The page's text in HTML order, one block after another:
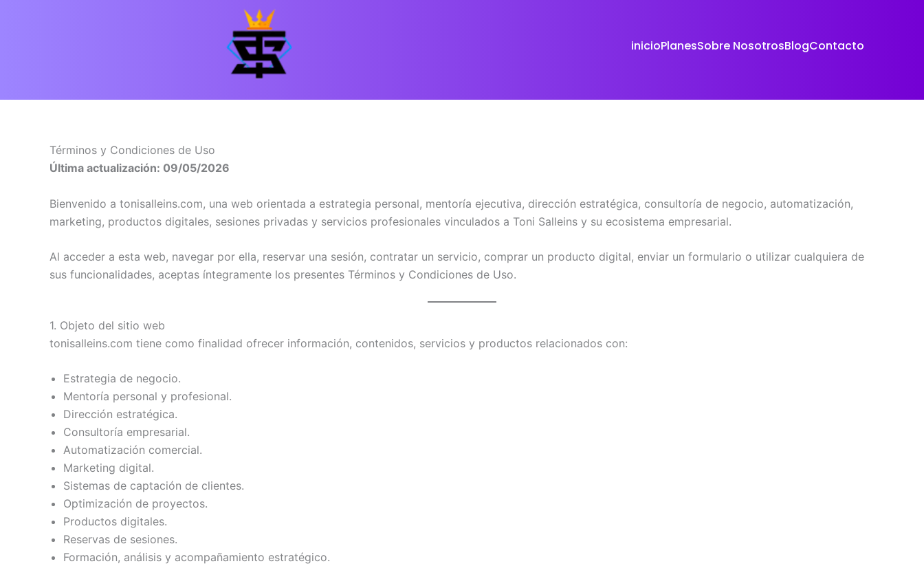
inicioPlanesSobre NosotrosBlogContacto
Términos y Condiciones de Uso
Última actualización: 09/05/2026
Bienvenido a tonisalleins.com, una web orientada a estrategia personal, mentoría ejecutiva, dirección estratégica, consultoría de negocio, automatización,
marketing, productos digitales, sesiones privadas y servicios profesionales vinculados a Toni Salleins y su ecosistema empresarial.
Al acceder a esta web, navegar por ella, reservar una sesión, contratar un servicio, comprar un producto digital, enviar un formulario o utilizar cualquiera de
sus funcionalidades, aceptas íntegramente los presentes Términos y Condiciones de Uso.
1. Objeto del sitio web
tonisalleins.com tiene como finalidad ofrecer información, contenidos, servicios y productos relacionados con:
Estrategia de negocio.
Mentoría personal y profesional.
Dirección estratégica.
Consultoría empresarial.
Automatización comercial.
Marketing digital.
Sistemas de captación de clientes.
Optimización de proyectos.
Productos digitales.
Reservas de sesiones.
Formación, análisis y acompañamiento estratégico.